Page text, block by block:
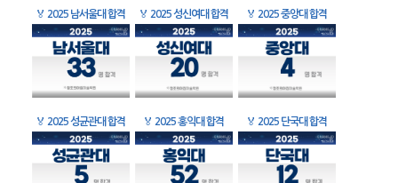
🏅 2025 남서울대 합격 🏅 2025 성신여대 합격 🏅 2025 중앙대 합격
🏅 2025 성균관대 합격 🏅 2025 홍익대 합격 🏅 2025 단국대 합격